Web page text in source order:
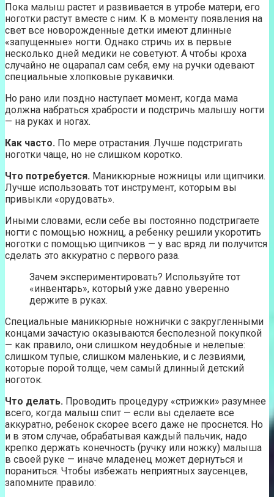
Пока малыш растет и развивается в утробе матери, его
ноготки растут вместе с ним. К в моменту появления на
свет все новорожденные детки имеют длинные
«запущенные» ногти. Однако стричь их в первые
несколько дней медики не советуют. А чтобы кроха
случайно не оцарапал сам себя, ему на ручки одевают
специальные хлопковые рукавички.
Но рано или поздно наступает момент, когда мама
должна набраться храбрости и подстричь малышу ногти
— на руках и ногах.
Как часто. По мере отрастания. Лучше подстригать
ноготки чаще, но не слишком коротко.
Что потребуется. Маникюрные ножницы или щипчики.
Лучше использовать тот инструмент, которым вы
привыкли «орудовать».
Иными словами, если себе вы постоянно подстригаете
ногти с помощью ножниц, а ребенку решили укоротить
ноготки с помощью щипчиков — у вас вряд ли получится
сделать это аккуратно с первого раза.
Зачем экспериментировать? Используйте тот
«инвентарь», который уже давно уверенно
держите в руках.
Специальные маникюрные ножнички с закругленными
концами зачастую оказываются бесполезной покупкой
— как правило, они слишком неудобные и нелепые:
слишком тупые, слишком маленькие, и с лезвиями,
которые порой толще, чем самый длинный детский
ноготок.
Что делать. Проводить процедуру «стрижки» разумнее
всего, когда малыш спит — если вы сделаете все
аккуратно, ребенок скорее всего даже не проснется. Но
и в этом случае, обрабатывая каждый пальчик, надо
крепко держать конечность (ручку или ножку) малыша
в своей руке — иначе младенец может дернуться и
пораниться. Чтобы избежать неприятных заусенцев,
запомните правило: